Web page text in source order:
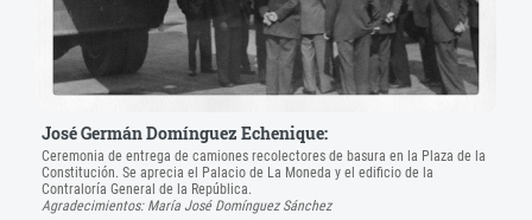
José Germán Domínguez Echenique:
Ceremonia de entrega de camiones recolectores de basura en la Plaza de la
Constitución. Se aprecia el Palacio de La Moneda y el edificio de la
Contraloría General de la República.
Agradecimientos: María José Domínguez Sánchez